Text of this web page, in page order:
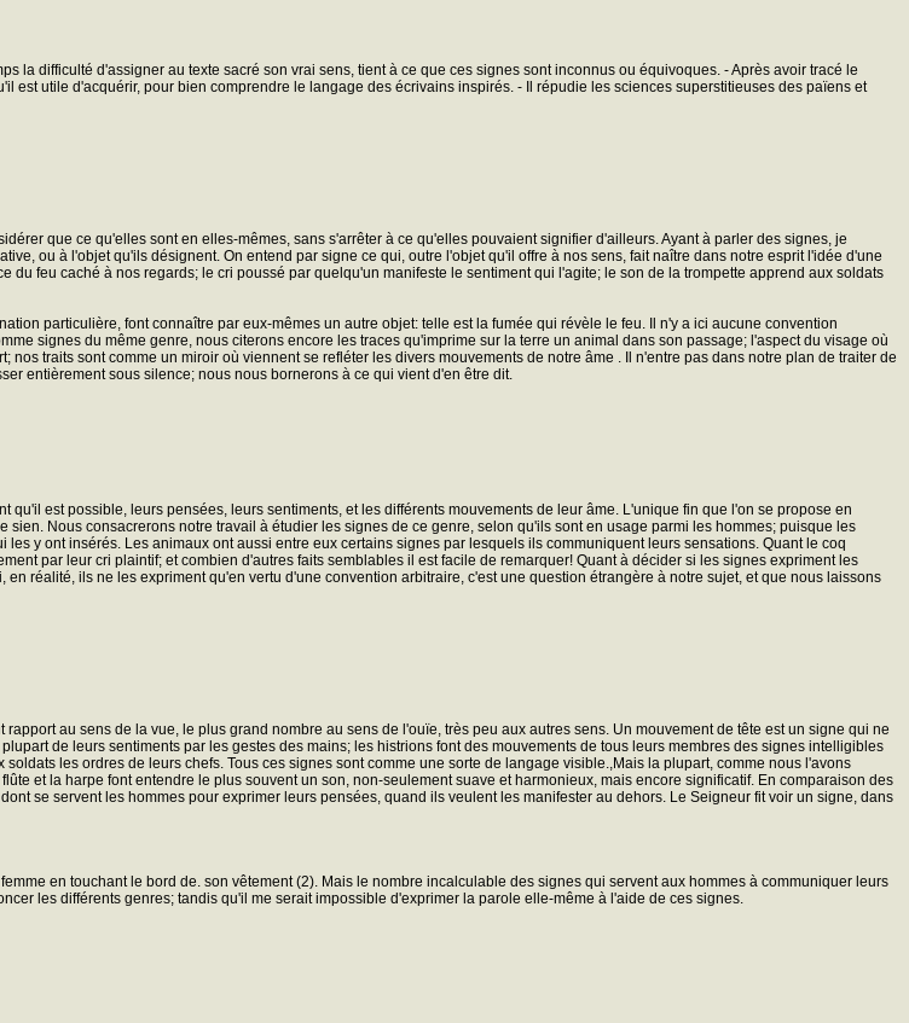
la difficulté d'assigner au texte sacré son vrai sens, tient à ce que ces signes sont inconnus ou équivoques. - Après avoir tracé le
utile d'acquérir, pour bien comprendre le langage des écrivains inspirés. - Il répudie les sciences superstitieuses des païens et
que ce qu'elles sont en elles-mêmes, sans s'arrêter à ce qu'elles pouvaient signifier d'ailleurs. Ayant à parler des signes, je
ou à l'objet qu'ils désignent. On entend par signe ce qui, outre l'objet qu'il offre à nos sens, fait naître dans notre esprit l'idée d'une
feu caché à nos regards; le cri poussé par quelqu'un manifeste le sentiment qui l'agite; le son de la trompette apprend aux soldats
particulière, font connaître par eux-mêmes un autre objet: telle est la fumée qui révèle le feu. Il n'y a ici aucune convention
signes du même genre, nous citerons encore les traces qu'imprime sur la terre un animal dans son passage; l'aspect du visage où
traits sont comme un miroir où viennent se refléter les divers mouvements de notre âme . Il n'entre pas dans notre plan de traiter de
entièrement sous silence; nous nous bornerons à ce qui vient d'en être dit.
est possible, leurs pensées, leurs sentiments, et les différents mouvements de leur âme. L'unique fin que l'on se propose en
Nous consacrerons notre travail à étudier les signes de ce genre, selon qu'ils sont en usage parmi les hommes; puisque les
y ont insérés. Les animaux ont aussi entre eux certains signes par lesquels ils communiquent leurs sensations. Quant le coq
par leur cri plaintif; et combien d'autres faits semblables il est facile de remarquer! Quant à décider si les signes expriment les
réalité, ils ne les expriment qu'en vertu d'une convention arbitraire, c'est une question étrangère à notre sujet, et que nous laissons
au sens de la vue, le plus grand nombre au sens de l'ouïe, très peu aux autres sens. Un mouvement de tête est un signe qui ne
de leurs sentiments par les gestes des mains; les histrions font des mouvements de tous leurs membres des signes intelligibles
les ordres de leurs chefs. Tous ces signes sont comme une sorte de langage visible.,Mais la plupart, comme nous l'avons
et la harpe font entendre le plus souvent un son, non-seulement suave et harmonieux, mais encore significatif. En comparaison des
se servent les hommes pour exprimer leurs pensées, quand ils veulent les manifester au dehors. Le Seigneur fit voir un signe, dans
en touchant le bord de. son vêtement (2). Mais le nombre incalculable des signes qui servent aux hommes à communiquer leurs
les différents genres; tandis qu'il me serait impossible d'exprimer la parole elle-même à l'aide de ces signes.